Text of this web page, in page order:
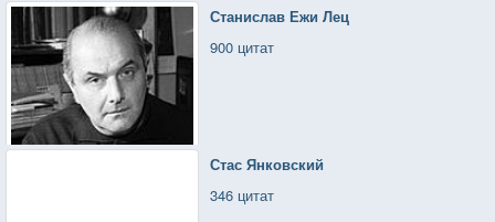
Станислав Ежи Лец
900 цитат
Стас Янковский
346 цитат